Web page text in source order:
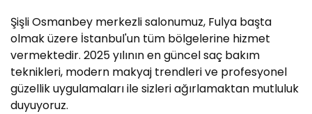
Şişli Osmanbey merkezli salonumuz, Fulya başta
olmak üzere İstanbul'un tüm bölgelerine hizmet
vermektedir. 2025 yılının en güncel saç bakım
teknikleri, modern makyaj trendleri ve profesyonel
güzellik uygulamaları ile sizleri ağırlamaktan mutluluk
duyuyoruz.